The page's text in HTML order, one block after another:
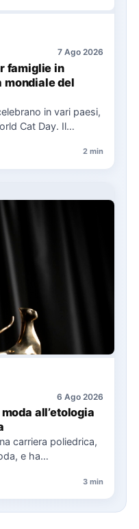
7 Ago 2026
famiglie in
mondiale del
in vari paesi,
Cat Day. Il…
2 min
6 Ago 2026
all’etologia
carriera poliedrica,
e ha
3 min